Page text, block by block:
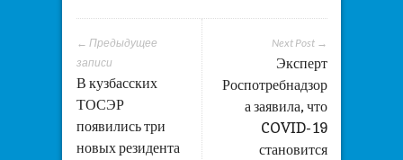
Next Post →
Эксперт
Роспотребнадзор
а заявила, что
COVID-19
становится
← Предыдущее
записи
В кузбасских
ТОСЭР
появились три
новых резидента